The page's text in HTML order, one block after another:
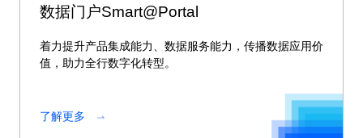
数据门户Smart@Portal
着力提升产品集成能力、数据服务能力，传播数据应用价
值，助力全行数字化转型。
了解更多